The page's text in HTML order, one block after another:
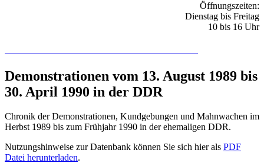
Öffnungszeiten:
Dienstag bis Freitag
10 bis 16 Uhr
Demonstrationen vom 13. August 1989 bis
30. April 1990 in der DDR
Chronik der Demonstrationen, Kundgebungen und Mahnwachen im
Herbst 1989 bis zum Frühjahr 1990 in der ehemaligen DDR.
Nutzungshinweise zur Datenbank können Sie sich hier als PDF
Datei herunterladen.